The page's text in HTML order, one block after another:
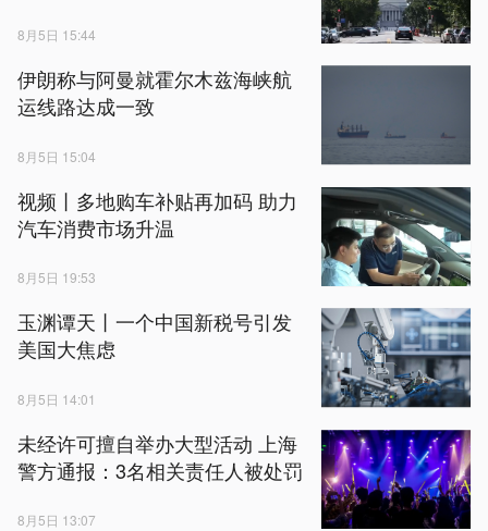
8月5日 15:44
伊朗称与阿曼就霍尔木兹海峡航
运线路达成一致
8月5日 15:04
视频丨多地购车补贴再加码 助力
汽车消费市场升温
8月5日 19:53
玉渊谭天丨一个中国新税号引发
美国大焦虑
8月5日 14:01
未经许可擅自举办大型活动 上海
警方通报：3名相关责任人被处罚
8月5日 13:07